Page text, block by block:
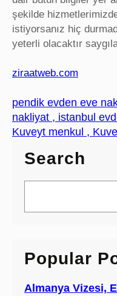
şekilde
istiyorsanız hiç
yeterli olacaktır
ziraatweb.com
pendik evden eve
nakliyat , istanbul
Kuveyt menkul ,
Search
a
h
Popular
Almanya Vizesi,